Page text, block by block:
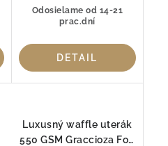
Odosielame od 14-21
prac.dní
DETAIL
Luxusný waffle uterák
550 GSM Graccioza Fog